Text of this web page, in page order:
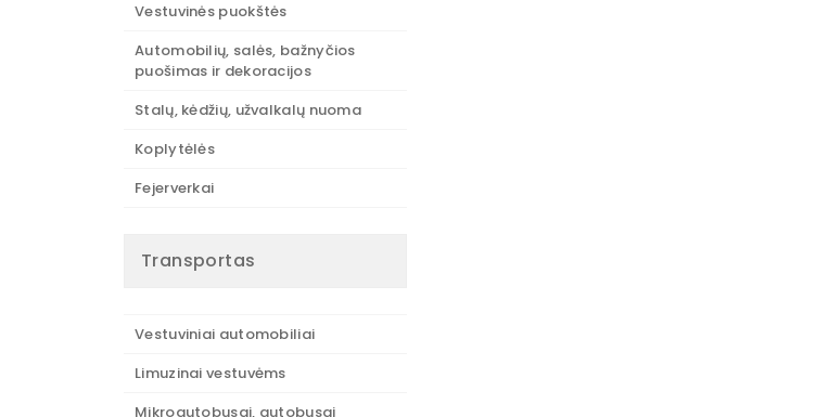
Vestuvinės puokštės
Automobilių, salės, bažnyčios
puošimas ir dekoracijos
Stalų, kėdžių, užvalkalų nuoma
Koplytėlės
Fejerverkai
Transportas
Vestuviniai automobiliai
Limuzinai vestuvėms
Mikroautobusai, autobusai